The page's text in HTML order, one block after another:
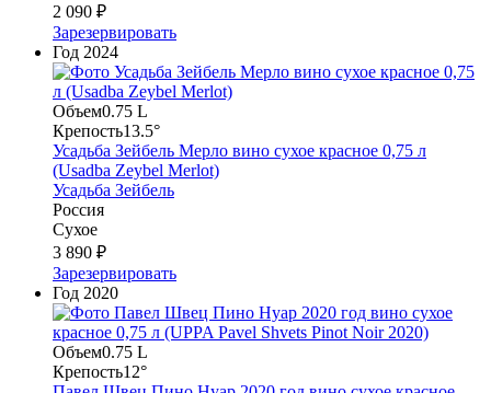
2 090 ₽
Зарезервировать
Год 2024
Объем0.75 L
Крепость13.5°
Усадьба Зейбель Мерло вино сухое красное 0,75 л
(Usadba Zeybel Merlot)
Усадьба Зейбель
Россия
Сухое
3 890 ₽
Зарезервировать
Год 2020
Объем0.75 L
Крепость12°